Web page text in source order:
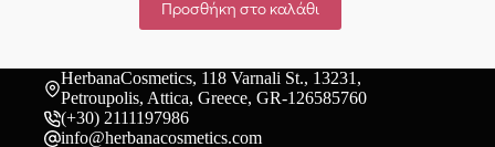
Προσθήκη στο καλάθι
HerbanaCosmetics, 118 Varnali St., 13231,
Petroupolis, Attica, Greece, GR-126585760
(+30) 2111197986
info@herbanacosmetics.com